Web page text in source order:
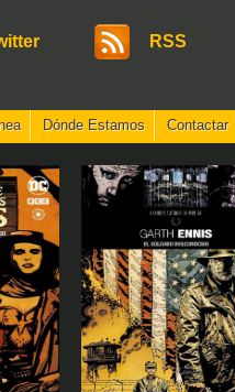
RSS
Dónde Estamos Contactar